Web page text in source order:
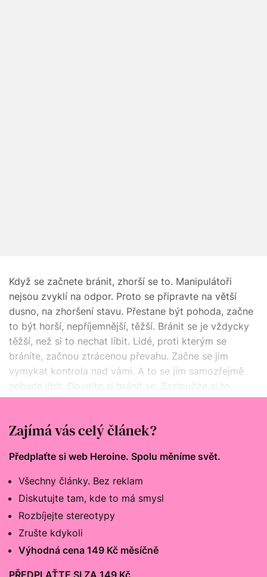
Když se začnete bránit, zhorší se to. Manipulátoři
nejsou zvyklí na odpor. Proto se připravte na větší
dusno, na zhoršení stavu. Přestane být pohoda, začne
to být horší, nepříjemnější, těžší. Bránit se je vždycky
těžší, než si to nechat líbit. Lidé, proti kterým se
bráníte, začnou ztrácenou převahu. Začne se jim
vymykat kontrola nad vámi. A to se jim samozřejmě
nebude líbit. Dovolte si bránit se. Zasloužíte si to,
stojíte za to. Zbavíte se tak manipulátora, nebo si
Zajímá vás celý článek?
Předplaťte si web Heroine. Spolu měníme svět.
Všechny články. Bez reklam
Diskutujte tam, kde to má smysl
Rozbíjejte stereotypy
Zrušte kdykoli
Výhodná cena 149 Kč měsíčně
PŘEDPLAŤTE SI ZA 149 Kč